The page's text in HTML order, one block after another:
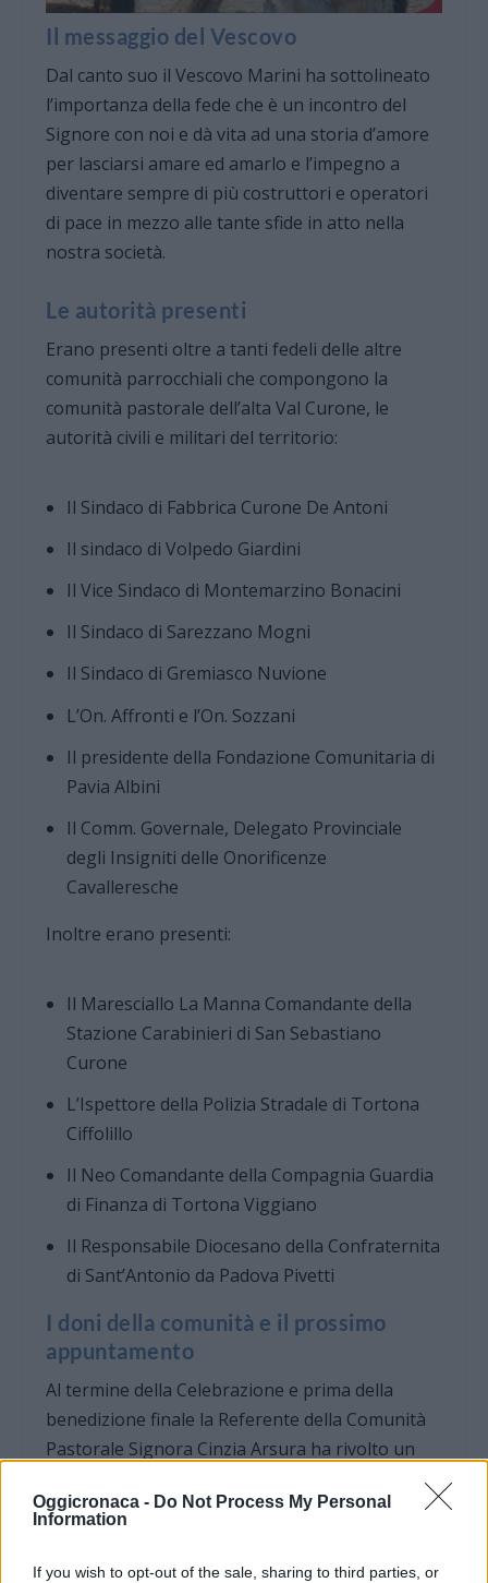
Oggicronaca - Do Not Process My Personal
Information
If you wish to opt-out of the sale, sharing to third parties, or
Il messaggio del Vescovo
Dal canto suo il Vescovo Marini ha sottolineato
l’importanza della fede che è un incontro del
Signore con noi e dà vita ad una storia d’amore
per lasciarsi amare ed amarlo e l’impegno a
diventare sempre di più costruttori e operatori
di pace in mezzo alle tante sfide in atto nella
nostra società.
Le autorità presenti
Erano presenti oltre a tanti fedeli delle altre
comunità parrocchiali che compongono la
comunità pastorale dell’alta Val Curone, le
autorità civili e militari del territorio:
Il Sindaco di Fabbrica Curone De Antoni
Il sindaco di Volpedo Giardini
Il Vice Sindaco di Montemarzino Bonacini
Il Sindaco di Sarezzano Mogni
Il Sindaco di Gremiasco Nuvione
L’On. Affronti e l’On. Sozzani
Il presidente della Fondazione Comunitaria di
Pavia Albini
Il Comm. Governale, Delegato Provinciale
degli Insigniti delle Onorificenze
Cavalleresche
Inoltre erano presenti:
Il Maresciallo La Manna Comandante della
Stazione Carabinieri di San Sebastiano
Curone
L’Ispettore della Polizia Stradale di Tortona
Ciffolillo
Il Neo Comandante della Compagnia Guardia
di Finanza di Tortona Viggiano
Il Responsabile Diocesano della Confraternita
di Sant’Antonio da Padova Pivetti
I doni della comunità e il prossimo
appuntamento
Al termine della Celebrazione e prima della
benedizione finale la Referente della Comunità
Pastorale Signora Cinzia Arsura ha rivolto un
Marini per il ministero pastorale che svolge con
un’attenzione particolare alle piccole comunità,